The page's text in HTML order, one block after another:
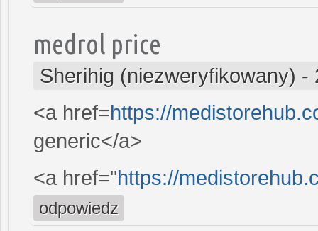
medrol price
Sherihig (niezweryfikowany) -
<a href=https://
generic</a>
<a href="https://
odpowiedz